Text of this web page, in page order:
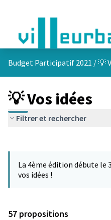
Budget Participatif 2021 /💡
💡 Vos idées
Filtrer et rechercher
La 4ème édition débute le
vos idées !
57 propositions